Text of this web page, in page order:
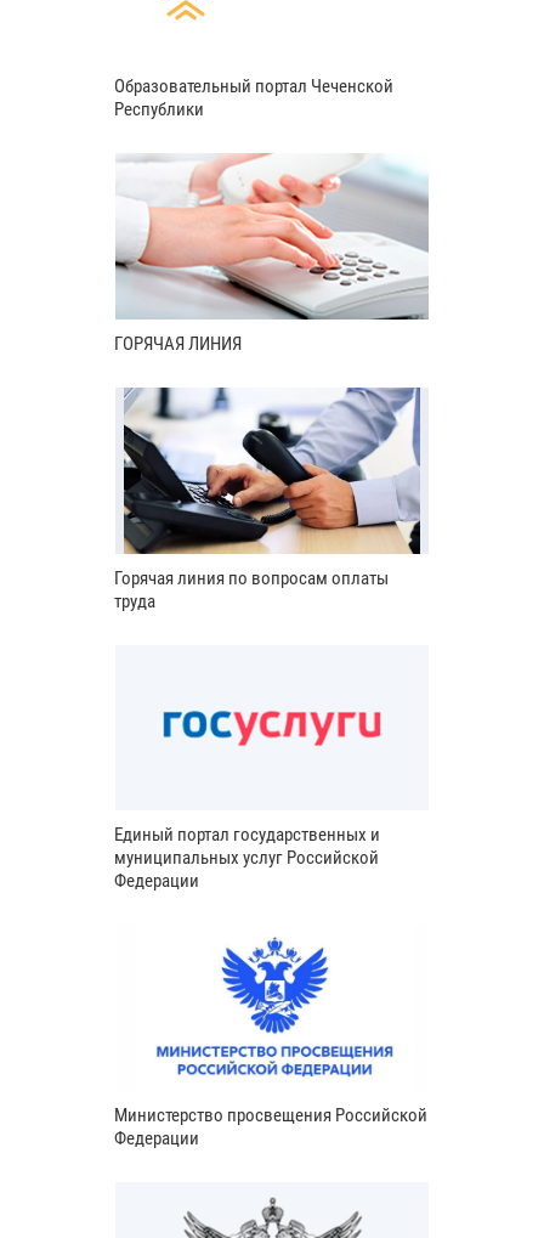
Образовательный портал Чеченской
Республики
ГОРЯЧАЯ ЛИНИЯ
Горячая линия по вопросам оплаты
труда
Единый портал государственных и
муниципальных услуг Российской
Федерации
Министерство просвещения Российской
Федерации